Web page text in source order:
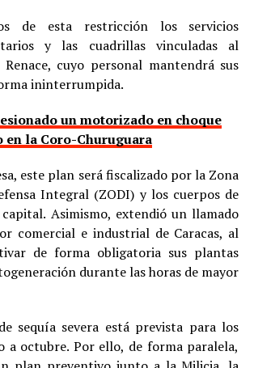
de esta restricción los servicios
y las cuadrillas vinculadas al
Renace, cuyo personal mantendrá sus
ininterrumpida.
un motorizado en choque
en la Coro-Churuguara
este plan será fiscalizado por la Zona
Integral (ZODI) y los cuerpos de
Asimismo, extendió un llamado
comercial e industrial de Caracas, al
de forma obligatoria sus plantas
durante las horas de mayor
sequía severa está prevista para los
a octubre. Por ello, de forma paralela,